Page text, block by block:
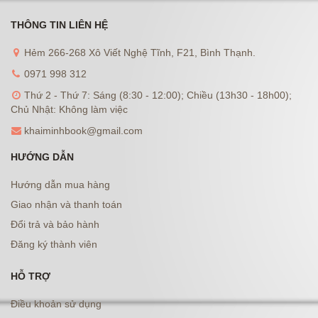
THÔNG TIN LIÊN HỆ
Hẻm 266-268 Xô Viết Nghệ Tĩnh, F21, Bình Thạnh.
0971 998 312
Thứ 2 - Thứ 7: Sáng (8:30 - 12:00); Chiều (13h30 - 18h00);
Chủ Nhật: Không làm việc
khaiminhbook@gmail.com
HƯỚNG DẪN
Hướng dẫn mua hàng
Giao nhận và thanh toán
Đổi trả và bảo hành
Đăng ký thành viên
HỖ TRỢ
Điều khoản sử dụng